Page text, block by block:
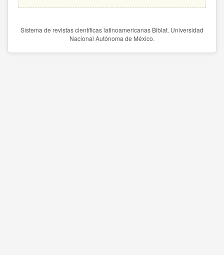
Sistema de revistas científicas latinoamericanas Biblat. Universidad
Nacional Autónoma de México.